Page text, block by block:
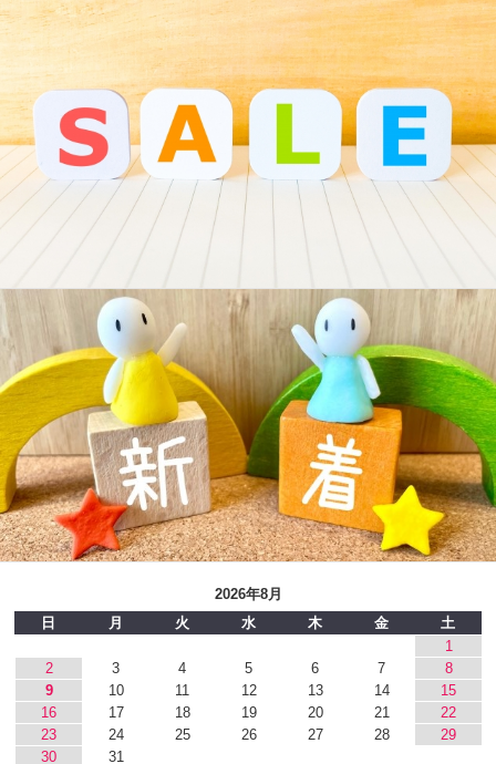
2026年8月
日
月 火 水 木 金
土
1
2
3 4 5 6 7
8
9
10 11 12 13 14
15
16
17 18 19 20 21
22
23
24 25 26 27 28
29
30
31